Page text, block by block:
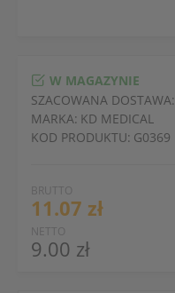
BRUTTO
11.07 zł
NETTO
9.00 zł
W MAGAZYNIE
SZACOWANA DOSTAWA:
MARKA: KD MEDICAL
KOD PRODUKTU: G0369